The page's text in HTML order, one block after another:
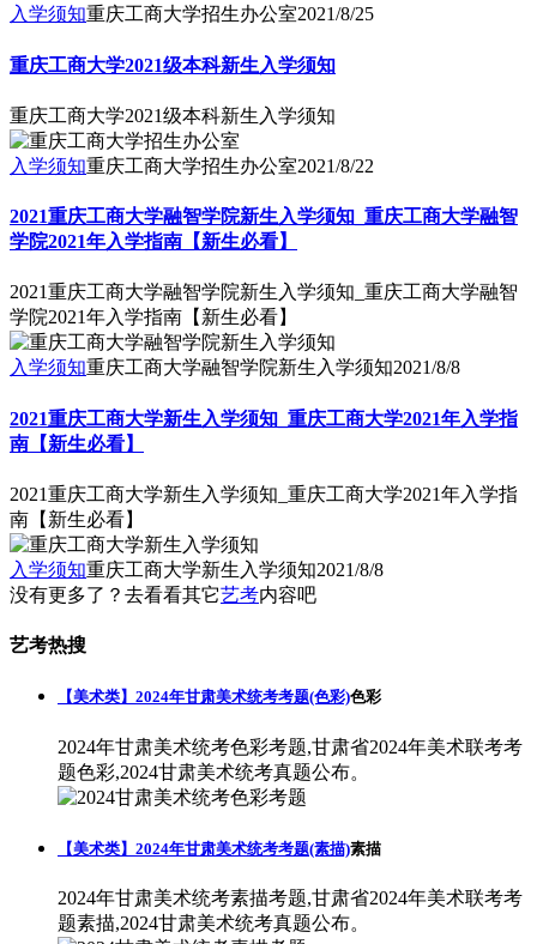
入学须知重庆工商大学招生办公室2021/8/25
重庆工商大学2021级本科新生入学须知
重庆工商大学2021级本科新生入学须知
入学须知重庆工商大学招生办公室2021/8/22
2021重庆工商大学融智学院新生入学须知_重庆工商大学融智
学院2021年入学指南【新生必看】
2021重庆工商大学融智学院新生入学须知_重庆工商大学融智
学院2021年入学指南【新生必看】
入学须知重庆工商大学融智学院新生入学须知2021/8/8
2021重庆工商大学新生入学须知_重庆工商大学2021年入学指
南【新生必看】
2021重庆工商大学新生入学须知_重庆工商大学2021年入学指
南【新生必看】
入学须知重庆工商大学新生入学须知2021/8/8
没有更多了？去看看其它艺考内容吧
艺考热搜
【美术类】2024年甘肃美术统考考题(色彩)色彩
2024年甘肃美术统考色彩考题,甘肃省2024年美术联考考
题色彩,2024甘肃美术统考真题公布。
【美术类】2024年甘肃美术统考考题(素描)素描
2024年甘肃美术统考素描考题,甘肃省2024年美术联考考
题素描,2024甘肃美术统考真题公布。